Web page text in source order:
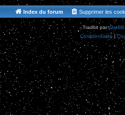
Index du forum Supprimer les
Traduit par
Confidentialité|